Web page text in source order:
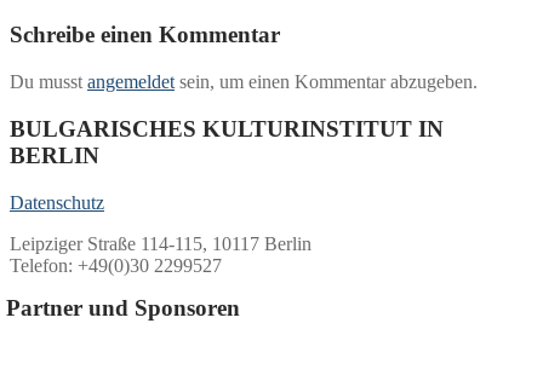
Schreibe einen Kommentar
Du musst angemeldet sein, um einen Kommentar abzugeben.
BULGARISCHES KULTURINSTITUT IN
BERLIN
Datenschutz
Leipziger Straße 114-115, 10117 Berlin
Telefon: +49(0)30 2299527
Partner und Sponsoren